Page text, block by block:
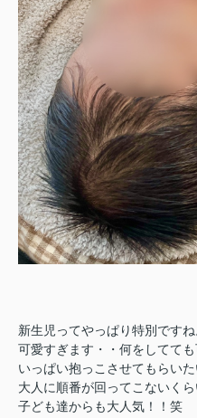
新生児ってやっぱり特別ですね
可愛すぎます・・何をしてても
いっぱい抱っこさせてもらい
大人に順番が回ってこないく
子ども達からも大人気！！笑